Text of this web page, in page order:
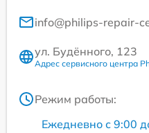
info@philips-repair-
ул. Будённого, 123
Адрес сервисного центра
Режим работы:
Ежедневно с 9:00